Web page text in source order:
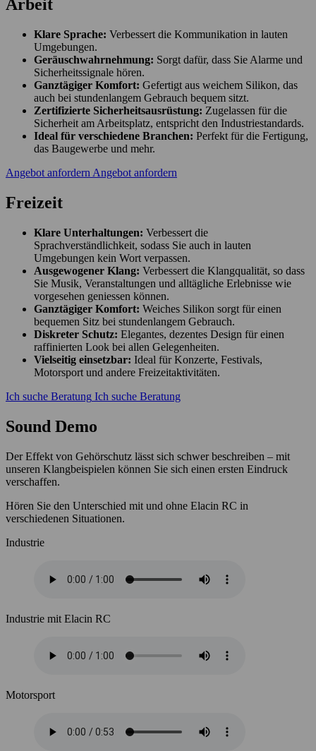
Arbeit
Klare Sprache: Verbessert die Kommunikation in lauten
Umgebungen.
Geräuschwahrnehmung: Sorgt dafür, dass Sie Alarme und
Sicherheitssignale hören.
Ganztägiger Komfort: Gefertigt aus weichem Silikon, das
auch bei stundenlangem Gebrauch bequem sitzt.
Zertifizierte Sicherheitsausrüstung: Zugelassen für die
Sicherheit am Arbeitsplatz, entspricht den Industriestandards.
Ideal für verschiedene Branchen: Perfekt für die Fertigung,
das Baugewerbe und mehr.
Angebot anfordern Angebot anfordern
Freizeit
Klare Unterhaltungen: Verbessert die
Sprachverständlichkeit, sodass Sie auch in lauten
Umgebungen kein Wort verpassen.
Ausgewogener Klang: Verbessert die Klangqualität, so dass
Sie Musik, Veranstaltungen und alltägliche Erlebnisse wie
vorgesehen geniessen können.
Ganztägiger Komfort: Weiches Silikon sorgt für einen
bequemen Sitz bei stundenlangem Gebrauch.
Diskreter Schutz: Elegantes, dezentes Design für einen
raffinierten Look bei allen Gelegenheiten.
Vielseitig einsetzbar: Ideal für Konzerte, Festivals,
Motorsport und andere Freizeitaktivitäten.
Ich suche Beratung Ich suche Beratung
Sound Demo
Der Effekt von Gehörschutz lässt sich schwer beschreiben – mit
unseren Klangbeispielen können Sie sich einen ersten Eindruck
verschaffen.
Hören Sie den Unterschied mit und ohne Elacin RC in
verschiedenen Situationen.
Industrie
Industrie mit Elacin RC
Motorsport